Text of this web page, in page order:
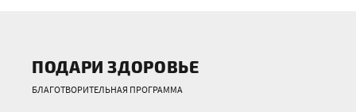
ПОДАРИ ЗДОРОВЬЕ
БЛАГОТВОРИТЕЛЬНАЯ ПРОГРАММА